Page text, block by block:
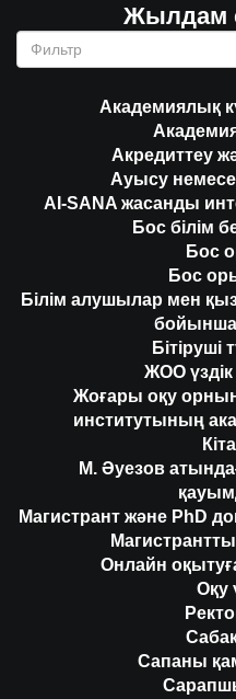
Жылдам
Академиялық
Акредиттеу
Ауысу
AI-SANA жасанды
Бос білім
Бос
Бос
Білім алушылар мен
бойынша
Бітіруші
ЖОО
Жоғары оқу
институтының
М. Әуезов
Магистрант және PhD
Онлайн
Оқу
Сапаны